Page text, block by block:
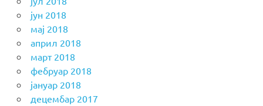
јун 2018
мај 2018
април 2018
март 2018
фебруар 2018
јануар 2018
децембар 2017